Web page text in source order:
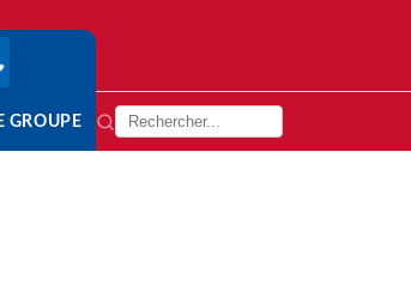
GROUPE